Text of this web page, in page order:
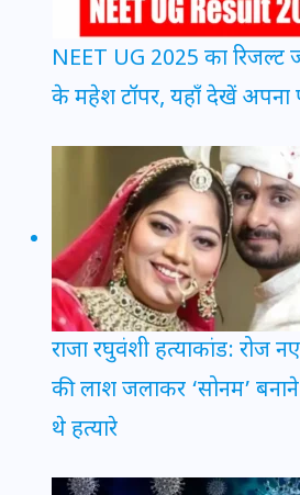
NEET UG 2025 का रिजल्ट
के महेश टॉपर, यहाँ देखें अपना
राजा रघुवंशी हत्याकांड: रोज
की लाश जलाकर ‘सोनम’
थे हत्यारे